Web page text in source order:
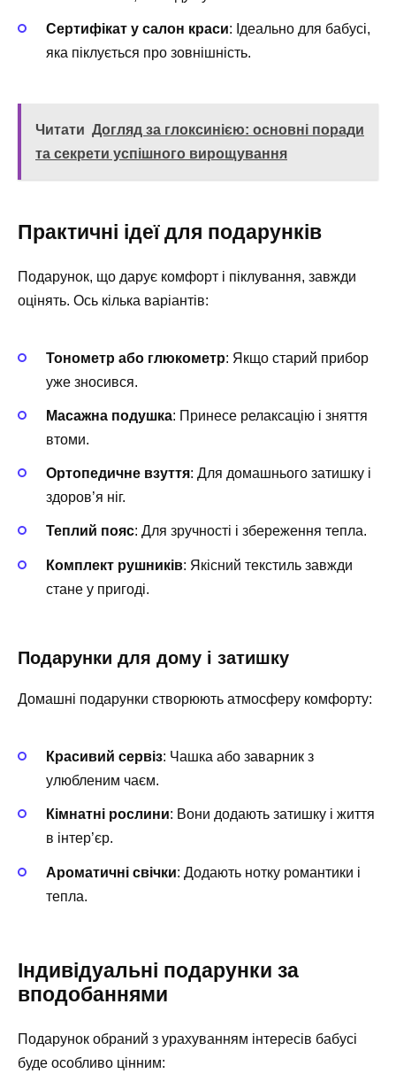
Сертифікат у салон краси: Ідеально для бабусі,
яка піклується про зовнішність.
Читати Догляд за глоксинією: основні поради
та секрети успішного вирощування
Практичні ідеї для подарунків
Подарунок, що дарує комфорт і піклування, завжди
оцінять. Ось кілька варіантів:
Тонометр або глюкометр: Якщо старий прибор
уже зносився.
Масажна подушка: Принесе релаксацію і зняття
втоми.
Ортопедичне взуття: Для домашнього затишку і
здоров’я ніг.
Теплий пояс: Для зручності і збереження тепла.
Комплект рушників: Якісний текстиль завжди
стане у пригоді.
Подарунки для дому і затишку
Домашні подарунки створюють атмосферу комфорту:
Красивий сервіз: Чашка або заварник з
улюбленим чаєм.
Кімнатні рослини: Вони додають затишку і життя
в інтер’єр.
Ароматичні свічки: Додають нотку романтики і
тепла.
Індивідуальні подарунки за
вподобаннями
Подарунок обраний з урахуванням інтересів бабусі
буде особливо цінним: